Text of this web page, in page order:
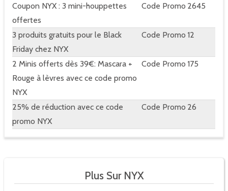
Coupon NYX : 3 mini-houppettes
offertes
Code Promo 2645
3 produits gratuits pour le Black
Friday chez NYX
Code Promo 12
2 Minis offerts dès 39€: Mascara +
Rouge à lèvres avec ce code promo
NYX
Code Promo 175
25% de réduction avec ce code
promo NYX
Code Promo 26
Plus Sur NYX